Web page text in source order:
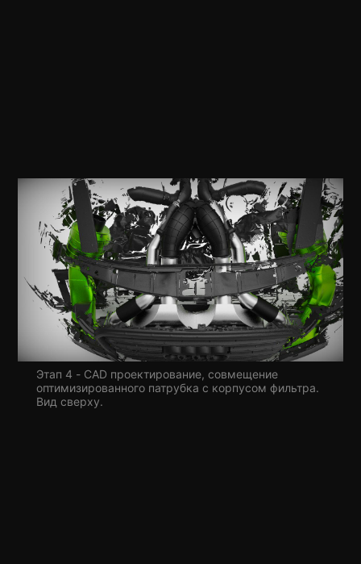
Этап 4 - CAD проектирование, совмещение
оптимизированного патрубка с корпусом фильтра.
Вид сверху.